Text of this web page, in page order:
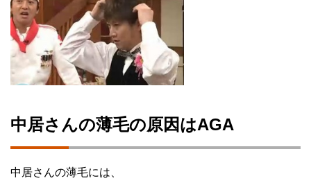
中居さんの薄毛の原因はAGA
中居さんの薄毛には、